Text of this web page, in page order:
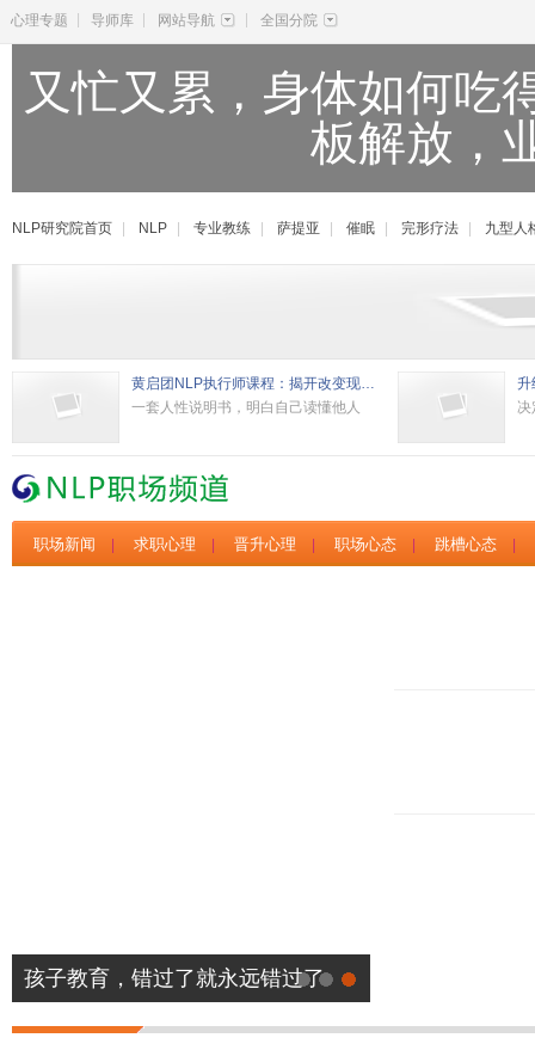
心理专题 导师库 网站导航 全国分院
又忙又累，身体如何吃
板解放，
NLP研究院首页 NLP 专业教练 萨提亚 催眠 完形疗法 九型人
黄启团NLP执行师课程：揭开改变现状的秘密
一套人性说明书，明白自己读懂他人
升
决
职场新闻 求职心理 晋升心理 职场心态 跳槽心态
孩子教育，错过了就永远错过了